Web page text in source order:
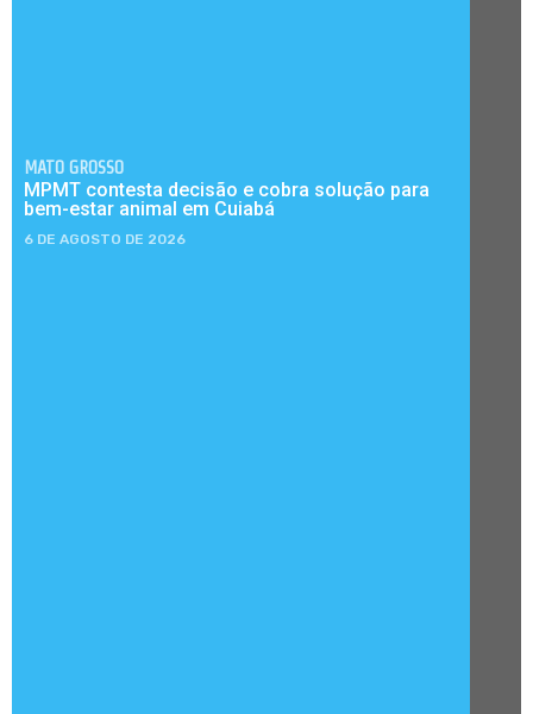
MATO GROSSO
MPMT contesta decisão e cobra solução para
bem-estar animal em Cuiabá
6 DE AGOSTO DE 2026